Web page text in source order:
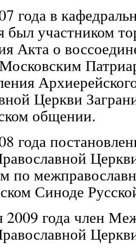
года в
был участником
Акта о
Церкви
общении.
года
по
Синоде
года член